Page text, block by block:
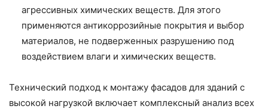
агрессивных химических веществ. Для этого
применяются антикоррозийные покрытия и выбор
материалов, не подверженных разрушению под
воздействием влаги и химических веществ.
Технический подход к монтажу фасадов для зданий с
высокой нагрузкой включает комплексный анализ всех